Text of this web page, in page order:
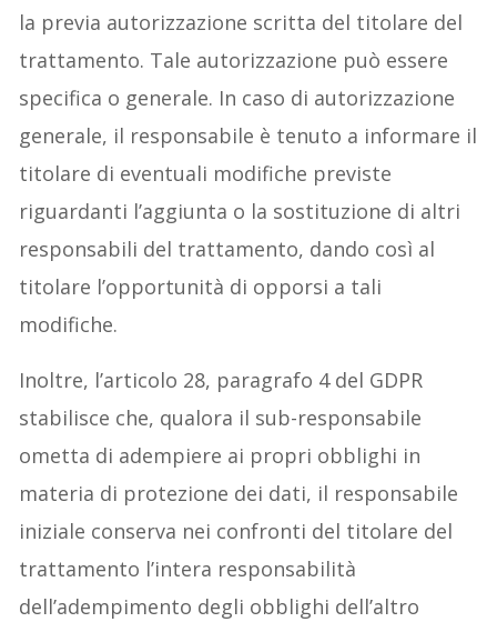
la previa autorizzazione scritta del titolare del
trattamento. Tale autorizzazione può essere
specifica o generale. In caso di autorizzazione
generale, il responsabile è tenuto a informare il
titolare di eventuali modifiche previste
riguardanti l’aggiunta o la sostituzione di altri
responsabili del trattamento, dando così al
titolare l’opportunità di opporsi a tali
modifiche.​
Inoltre, l’articolo 28, paragrafo 4 del GDPR
stabilisce che, qualora il sub-responsabile
ometta di adempiere ai propri obblighi in
materia di protezione dei dati, il responsabile
iniziale conserva nei confronti del titolare del
trattamento l’intera responsabilità
dell’adempimento degli obblighi dell’altro